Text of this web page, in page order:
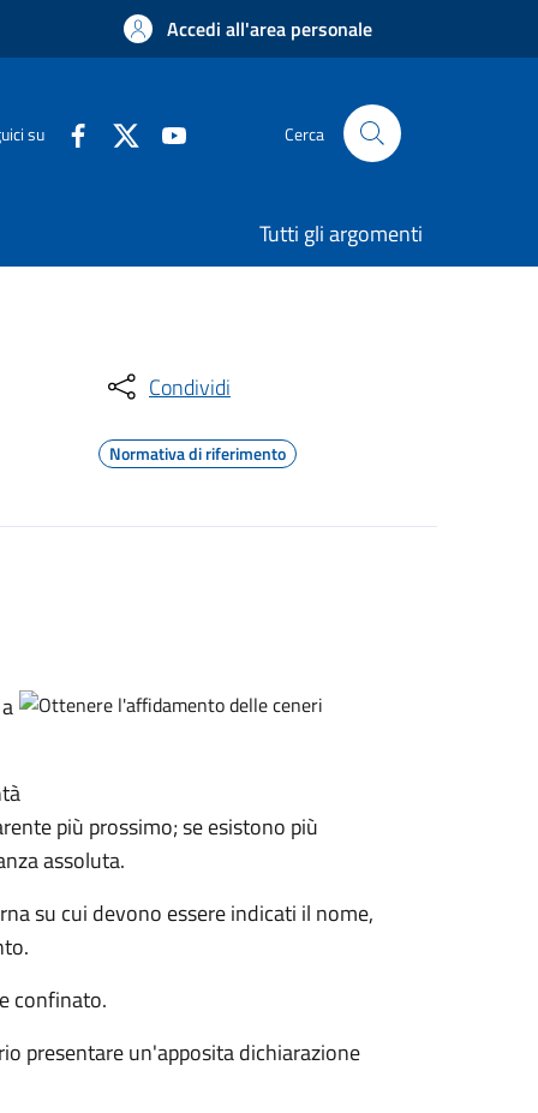
Accedi all'area personale
su Cerca
Tutti gli argomenti
Condividi
Normativa di riferimento
più prossimo; se esistono più
assoluta.
su cui devono essere indicati il nome,
confinato.
presentare un'apposita dichiarazione